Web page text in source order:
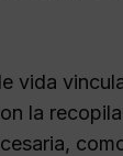
vida
la